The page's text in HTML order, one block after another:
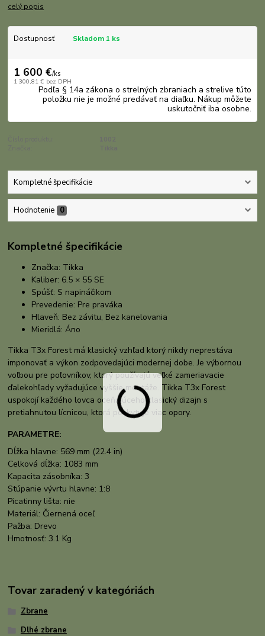
celý popis
Dostupnosť Skladom 1 ks
1 600 €/ks
1 300,81 € bez DPH
Podľa § 14a zákona o strelných zbraniach a strelive túto
položku nie je možné predávať na diaľku. Nákup môžete
uskutočniť iba osobne.
Kompletné špecifikácie
Hodnotenie 0
Kompletné špecifikácie
Značka: Tikka
Kaliber: 6.5 × 55 SE
Spúšť: S napináčikom
Prevedenie: Pre praváka
Hlaveň: Bez závitu, Bez kanelovania
Mieridlá:Áno
Tikka T3x Forest má klasický vzhľad ktorý nikdy neprestáva
imponovať a výkon zodpovedajúci modernej dobe. Je výbornou
voľbou pre poľovníkov, ktorý používajú veľké zameriavacie
ďalekohľady vyžadujúce vyššie montáže. Tikka T3x Forest
uspokojí každého lovca oceňujúceho klasický dizajn s
pretiahnutou lícnicou, ktorá poskytuje viac opory.
PARAMETRE:
Dĺžka hlavne: 569 mm (22.4 in)
Celková dĺžka: 1083 mm
Kapacita zásobníka: 3
Stúpanie vývrtu hlavne: 1:8
Picatinny lišta: nie
Materiál: Čiernená oceľ
Pažba: Drevo
Hmotnosť: 3.1 Kg
Tovar zaradený v kategóriách
Zbrane
Dlhé zbrane